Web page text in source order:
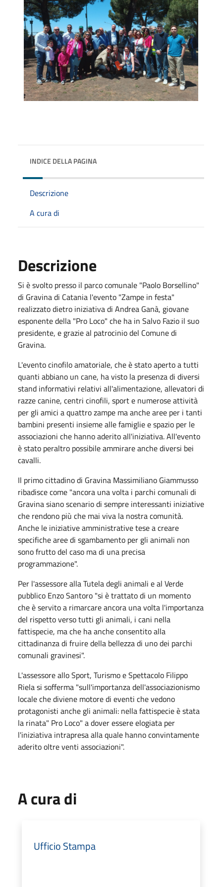
INDICE DELLA PAGINA
Descrizione
A cura di
Descrizione
Si è svolto presso il parco comunale "Paolo Borsellino"
di Gravina di Catania l'evento "Zampe in festa"
realizzato dietro iniziativa di Andrea Ganà, giovane
esponente della "Pro Loco" che ha in Salvo Fazio il suo
presidente, e grazie al patrocinio del Comune di
Gravina.
L'evento cinofilo amatoriale, che è stato aperto a tutti
quanti abbiano un cane, ha visto la presenza di diversi
stand informativi relativi all'alimentazione, allevatori di
razze canine, centri cinofili, sport e numerose attività
per gli amici a quattro zampe ma anche aree per i tanti
bambini presenti insieme alle famiglie e spazio per le
associazioni che hanno aderito all'iniziativa. All'evento
è stato peraltro possibile ammirare anche diversi bei
cavalli.
Il primo cittadino di Gravina Massimiliano Giammusso
ribadisce come "ancora una volta i parchi comunali di
Gravina siano scenario di sempre interessanti iniziative
che rendono più che mai viva la nostra comunità.
Anche le iniziative amministrative tese a creare
specifiche aree di sgambamento per gli animali non
sono frutto del caso ma di una precisa
programmazione".
Per l'assessore alla Tutela degli animali e al Verde
pubblico Enzo Santoro "si è trattato di un momento
che è servito a rimarcare ancora una volta l'importanza
del rispetto verso tutti gli animali, i cani nella
fattispecie, ma che ha anche consentito alla
cittadinanza di fruire della bellezza di uno dei parchi
comunali gravinesi".
L'assessore allo Sport, Turismo e Spettacolo Filippo
Riela si sofferma "sull'importanza dell'associazionismo
locale che diviene motore di eventi che vedono
protagonisti anche gli animali: nella fattispecie è stata
la rinata" Pro Loco" a dover essere elogiata per
l'iniziativa intrapresa alla quale hanno convintamente
aderito oltre venti associazioni".
A cura di
Ufficio Stampa